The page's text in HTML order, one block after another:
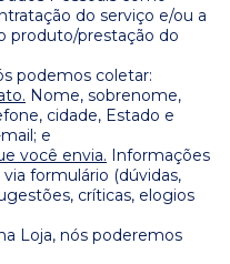
do serviço e/ou a
produto/prestação do
podemos coletar:
Nome, sobrenome,
cidade, Estado e
e
você envia. Informações
formulário (dúvidas,
críticas, elogios
Loja, nós poderemos